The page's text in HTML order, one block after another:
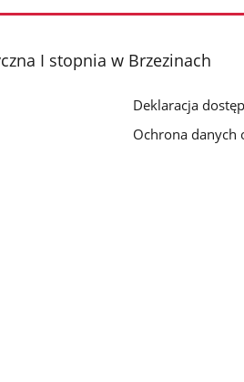
I stopnia w Brzezinach
Deklaracja
Ochrona danych